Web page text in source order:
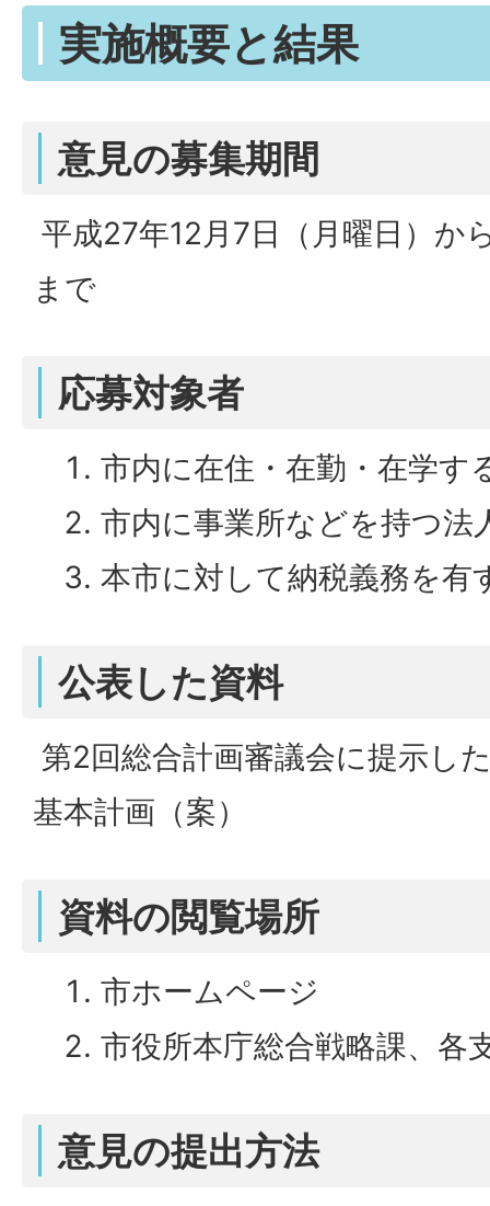
実施概要と結果
意見の募集期間
平成27年12月7日（月曜日）か
まで
応募対象者
市内に在住・在勤・在学す
市内に事業所などを持つ法
本市に対して納税義務を有
公表した資料
第2回総合計画審議会に提示し
基本計画（案）
資料の閲覧場所
市ホームページ
市役所本庁総合戦略課、各
意見の提出方法